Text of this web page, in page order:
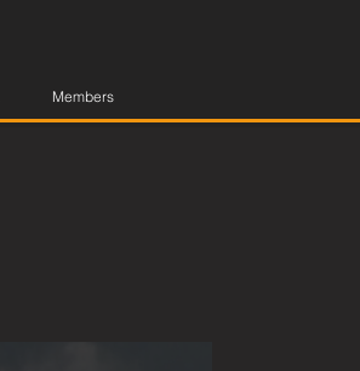
Members